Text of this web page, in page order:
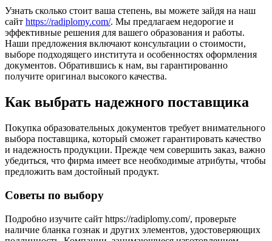
Узнать сколько стоит ваша степень, вы можете зайдя на наш
сайт https://radiplomy.com/. Мы предлагаем недорогие и
эффективные решения для вашего образования и работы.
Наши предложения включают консультации о стоимости,
выборе подходящего института и особенностях оформления
документов. Обратившись к нам, вы гарантированно
получите оригинал высокого качества.
Как выбрать надежного поставщика
Покупка образовательных документов требует внимательного
выбора поставщика, который сможет гарантировать качество
и надежность продукции. Прежде чем совершить заказ, важно
убедиться, что фирма имеет все необходимые атрибуты, чтобы
предложить вам достойный продукт.
Советы по выбору
Подробно изучите сайт https://radiplomy.com/, проверьте
наличие бланка гознак и других элементов, удостоверяющих